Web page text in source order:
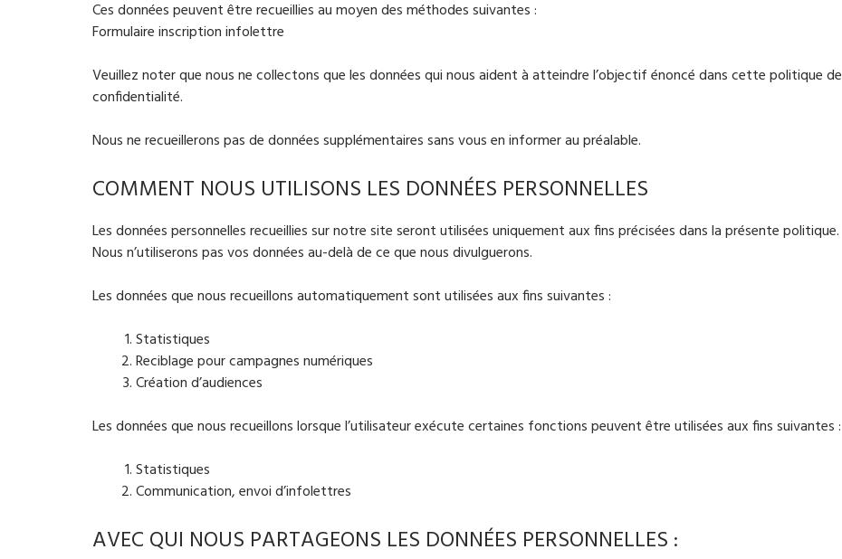
Ces données peuvent être recueillies au moyen des méthodes suivantes :
Formulaire inscription infolettre
Veuillez noter que nous ne collectons que les données qui nous aident à atteindre l’objectif énoncé dans cette politique de
confidentialité.
Nous ne recueillerons pas de données supplémentaires sans vous en informer au préalable.
COMMENT NOUS UTILISONS LES DONNÉES PERSONNELLES
Les données personnelles recueillies sur notre site seront utilisées uniquement aux fins précisées dans la présente politique.
Nous n’utiliserons pas vos données au-delà de ce que nous divulguerons.
Les données que nous recueillons automatiquement sont utilisées aux fins suivantes :
Statistiques
Reciblage pour campagnes numériques
Création d’audiences
Les données que nous recueillons lorsque l’utilisateur exécute certaines fonctions peuvent être utilisées aux fins suivantes :
Statistiques
Communication, envoi d’infolettres
AVEC QUI NOUS PARTAGEONS LES DONNÉES PERSONNELLES :